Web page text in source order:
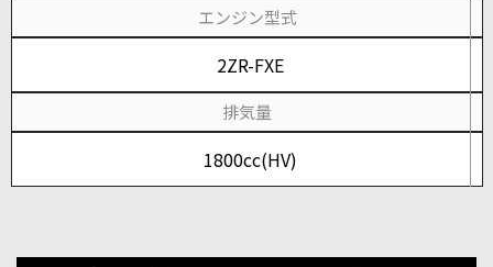
エンジン型式
2ZR-FXE
排気量
1800cc(HV)